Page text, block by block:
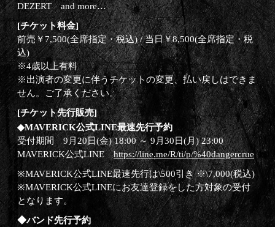
DEZERT and more…
[チケット料金]
前売￥7,500(全席指定・税込) / 当日￥8,500(全席指定・税
込)
※4歳以上有料
※出演者の変更に伴うチケットの変更、払い戻しはできま
せん。ご了承ください。
[チケット先行販売]
◆MAVERICK公式LINE最速先行予約
受付期間 9月20日(金) 18:00 ～ 9月30日(月) 23:00
MAVERICK公式LINEhttps://line.me/R/ti/p/%40dangercrue
※MAVERICK公式LINE最速先行は\500引き ※\7,000(税込)
※MAVERICK公式LINEにお友達登録をした方対象の受付
となります。
◆バンド先行予約